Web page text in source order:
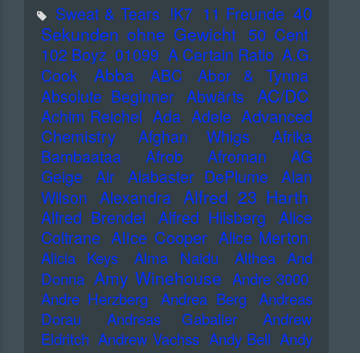
Sweat & Tears !K7 11 Freunde 40
Sekunden ohne Gewicht 50 Cent
102 Boyz 01099 A Certain Ratio A.G.
Cook
Abba ABC
Abor & Tynna
Absolute Beginner Abwärts AC/DC
Achim Reichel Ada Adele Advanced
Chemistry
Afghan Whigs
Afrika
Bambaataa
Afrob Afroman
AG
Geige
Air Alabaster DePlume
Alan
Wilson Alexandra Alfred 23 Harth
Alfred Brendel Alfred Hilsberg
Alice
Coltrane Alice Cooper Alice Merton
Alicia Keys Alma Naidu
Althea And
Donna Amy Winehouse Andre 3000
Andre Herzberg
Andrea Berg
Andreas
Dorau
Andreas Gabalier
Andrew
Eldritch Andrew Vachss Andy Bell Andy